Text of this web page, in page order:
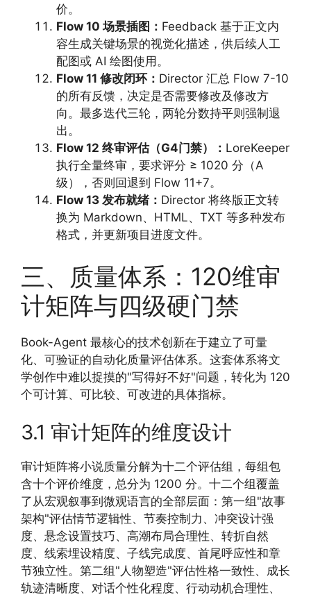
价。
Flow 10 场景插图： Feedback 基于正文内
容生成关键场景的视觉化描述，供后续人工
配图或 AI 绘图使用。
Flow 11 修改闭环： Director 汇总 Flow 7-10
的所有反馈，决定是否需要修改及修改方
向。最多迭代三轮，两轮分数持平则强制退
出。
Flow 12 终审评估（G4门禁）： LoreKeeper
执行全量终审，要求评分 ≥ 1020 分（A
级），否则回退到 Flow 11+7。
Flow 13 发布就绪： Director 将终版正文转
换为 Markdown、HTML、TXT 等多种发布
格式，并更新项目进度文件。
三、质量体系：120维审
计矩阵与四级硬门禁
Book-Agent 最核心的技术创新在于建立了可量
化、可验证的自动化质量评估体系。这套体系将文
学创作中难以捉摸的"写得好不好"问题，转化为 120
个可计算、可比较、可改进的具体指标。
3.1 审计矩阵的维度设计
审计矩阵将小说质量分解为十二个评估组，每组包
含十个评价维度，总分为 1200 分。十二个组覆盖
了从宏观叙事到微观语言的全部层面：第一组"故事
架构"评估情节逻辑性、节奏控制力、冲突设计强
度、悬念设置技巧、高潮布局合理性、转折自然
度、线索埋设精度、子线完成度、首尾呼应性和章
节独立性。第二组"人物塑造"评估性格一致性、成长
轨迹清晰度、对话个性化程度、行动动机合理性、